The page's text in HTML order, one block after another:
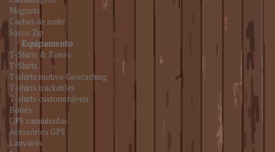
Magnets
Caches de noite
Sacos Zip
Equipamento
T-Shirts & Bonés
T-Shirts
T-shirts motivo Geocaching
T-shirts trackables
T-shirts customizáveis
Bonés
GPS caminhadas
Acessórios GPS
Lanyards